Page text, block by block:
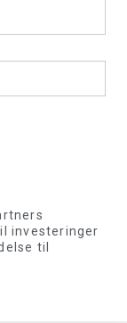
investeringer
til